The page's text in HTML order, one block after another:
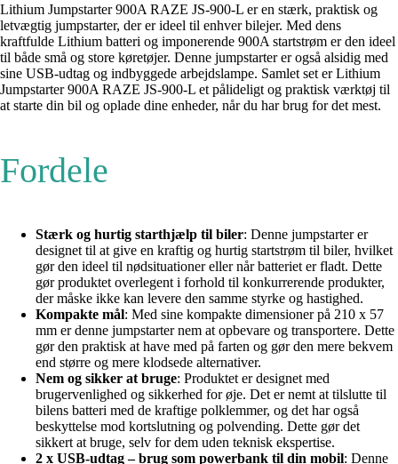
Lithium Jumpstarter 900A RAZE JS-900-L er en stærk, praktisk og
letvægtig jumpstarter, der er ideel til enhver bilejer. Med dens
kraftfulde Lithium batteri og imponerende 900A startstrøm er den ideel
til både små og store køretøjer. Denne jumpstarter er også alsidig med
sine USB-udtag og indbyggede arbejdslampe. Samlet set er Lithium
Jumpstarter 900A RAZE JS-900-L et pålideligt og praktisk værktøj til
at starte din bil og oplade dine enheder, når du har brug for det mest.
Fordele
Stærk og hurtig starthjælp til biler: Denne jumpstarter er
designet til at give en kraftig og hurtig startstrøm til biler, hvilket
gør den ideel til nødsituationer eller når batteriet er fladt. Dette
gør produktet overlegent i forhold til konkurrerende produkter,
der måske ikke kan levere den samme styrke og hastighed.
Kompakte mål: Med sine kompakte dimensioner på 210 x 57
mm er denne jumpstarter nem at opbevare og transportere. Dette
gør den praktisk at have med på farten og gør den mere bekvem
end større og mere klodsede alternativer.
Nem og sikker at bruge: Produktet er designet med
brugervenlighed og sikkerhed for øje. Det er nemt at tilslutte til
bilens batteri med de kraftige polklemmer, og det har også
beskyttelse mod kortslutning og polvending. Dette gør det
sikkert at bruge, selv for dem uden teknisk ekspertise.
2 x USB-udtag – brug som powerbank til din mobil: Denne